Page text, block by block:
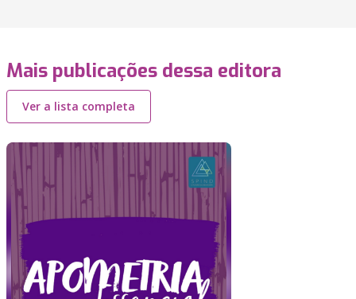
Mais publicações dessa editora
Ver a lista completa